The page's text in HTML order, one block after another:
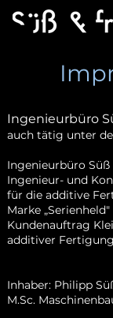
Ingenieurbüro
auch tätig unter
Ingenieurbüro
Ingenieur- und
für die additive
Marke
Kundenauftrag
additiver
Inhaber: Philipp
M.Sc.